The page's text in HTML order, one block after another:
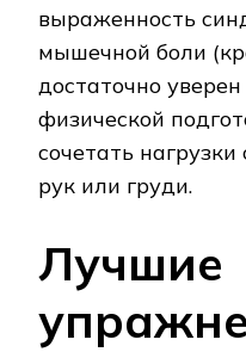
выраженность
мышечной боли
достаточно
физической
сочетать
рук или груди.
Лучшие